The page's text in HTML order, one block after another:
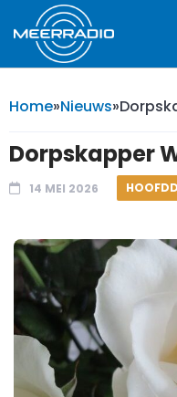
Home»Nieuws»
Dorpskapper
14 MEI 2026